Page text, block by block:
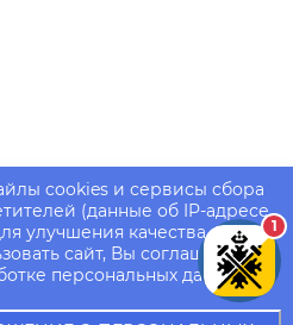
cookies и сервисы сбора
(данные об IP-адресе,
улучшения качества работы
сайт, Вы соглашаетесь с
персональных данных.
1